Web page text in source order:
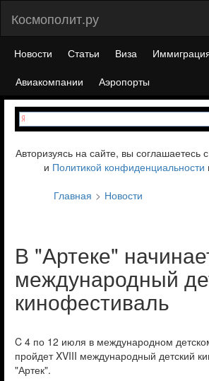
Космополит.ру
Новости Статьи Виза
Авиакомпании
Аэропорты
Авторизуясь на сайте, вы соглашаетесь с
и Политикой конфиденциальности
Главная
Новости
В "Артеке"
международный
кинофестиваль
C 4 по 12 июля в международном
пройдет XVIII международный детский
"Артек".